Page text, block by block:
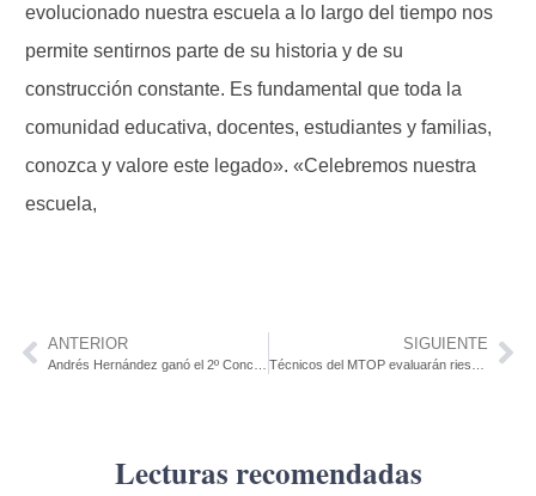
evolucionado nuestra escuela a lo largo del tiempo nos
permite sentirnos parte de su historia y de su
construcción constante. Es fundamental que toda la
comunidad educativa, docentes, estudiantes y familias,
conozca y valore este legado». «Celebremos nuestra
escuela,
ANTERIOR SIGUIENTE
Lecturas recomendadas